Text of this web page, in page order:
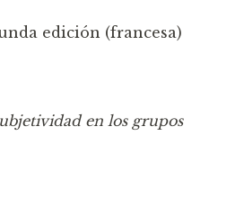
edición (francesa)
en los grupos